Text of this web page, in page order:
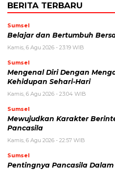
BERITA TERBARU
Sumsel
Belajar dan Bertumbuh
Kamis, 6 Agu 2026 - 23:19 WIB
Sumsel
Mengenal Diri Dengan
Kehidupan Sehari-Hari
Kamis, 6 Agu 2026 - 23:04 WIB
Sumsel
Mewujudkan Karakter
Pancasila
Kamis, 6 Agu 2026 - 22:57 WIB
Sumsel
Pentingnya Pancasila